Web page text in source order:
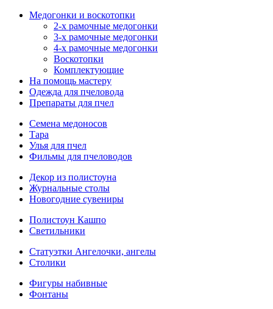
Медогонки и воскотопки
2-х рамочные медогонки
3-х рамочные медогонки
4-х рамочные медогонки
Воскотопки
Комплектующие
На помощь мастеру
Одежда для пчеловода
Препараты для пчел
Семена медоносов
Тара
Улья для пчел
Фильмы для пчеловодов
Декор из полистоуна
Журнальные столы
Новогодние сувениры
Полистоун Кашпо
Светильники
Статуэтки Ангелочки, ангелы
Столики
Фигуры набивные
Фонтаны